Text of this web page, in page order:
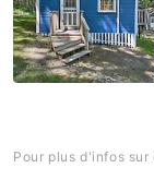
Pour plus d'infos